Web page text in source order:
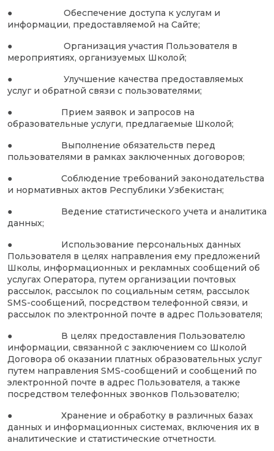
● Обеспечение доступа к услугам и
информации, предоставляемой на Сайте;
● Организация участия Пользователя в
мероприятиях, организуемых Школой;
● Улучшение качества предоставляемых
услуг и обратной связи с пользователями;
● Прием заявок и запросов на
образовательные услуги, предлагаемые Школой;
● Выполнение обязательств перед
пользователями в рамках заключенных договоров;
● Соблюдение требований законодательства
и нормативных актов Республики Узбекистан;
● Ведение статистического учета и аналитика
данных;
● Использование персональных данных
Пользователя в целях направления ему предложений
Школы, информационных и рекламных сообщений об
услугах Оператора, путем организации почтовых
рассылок, рассылок по социальным сетям, рассылок
SMS-сообщений, посредством телефонной связи, и
рассылок по электронной почте в адрес Пользователя;
● В целях предоставления Пользователю
информации, связанной с заключением со Школой
Договора об оказании платных образовательных услуг
путем направления SMS-сообщений и сообщений по
электронной почте в адрес Пользователя, а также
посредством телефонных звонков Пользователю;
● Хранение и обработку в различных базах
данных и информационных системах, включения их в
аналитические и статистические отчетности.